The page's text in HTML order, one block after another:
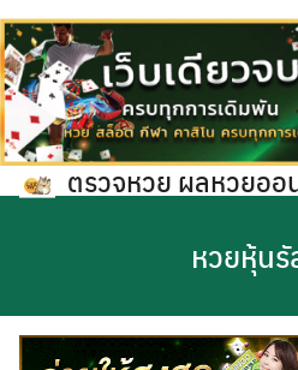
ตรวจหวย ผลหวยออ
หวยหุ้นรั